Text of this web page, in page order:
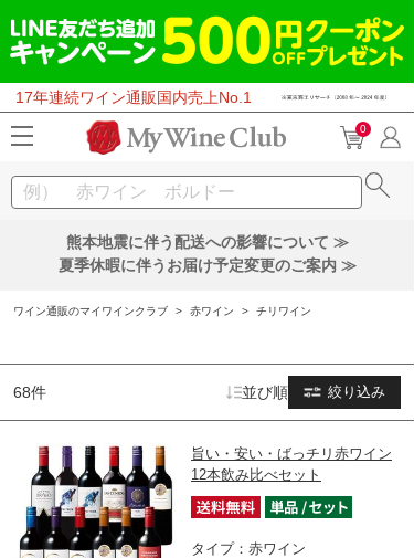
17年連続ワイン通販国内売上No.1
0
熊本地震に伴う配送への影響について ≫
夏季休暇に伴うお届け予定変更のご案内 ≫
ワイン通販のマイワインクラブ > 赤ワイン > チリワイン
68件 絞り込み
並び順
旨い・安い・ばっチリ赤ワイン
12本飲み比べセット
タイプ：赤ワイン